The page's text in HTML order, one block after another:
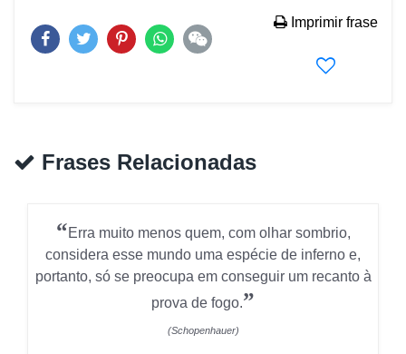
Imprimir frase
Frases Relacionadas
“Erra muito menos quem, com olhar sombrio,
considera esse mundo uma espécie de inferno e,
portanto, só se preocupa em conseguir um recanto à
prova de fogo.”
(Schopenhauer)